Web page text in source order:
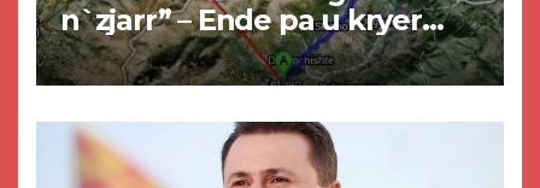
n`zjarr” – Ende pa u kryer
projekti i tunelit, komuna e
Tetovës nis punimet për